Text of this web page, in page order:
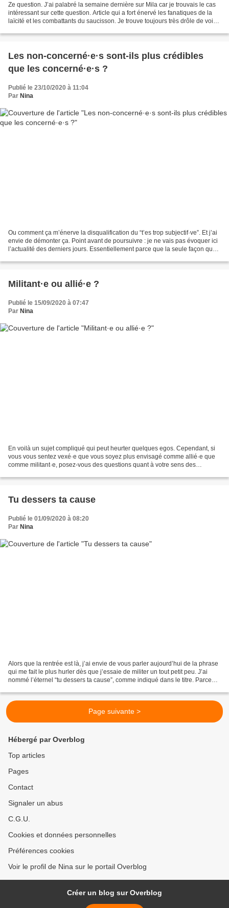
Ze question. J’ai palabré la semaine dernière sur Mila car je trouvais le cas
intéressant sur cette question. Article qui a fort énervé les fanatiques de la
laïcité et les combattants du saucisson. Je trouve toujours très drôle de voir
Les non-concerné·e·s sont-ils plus crédibles
que les concerné·e·s ?
Publié le 23/10/2020 à 11:04
Par Nina
Ou comment ça m’énerve la disqualification du “t’es trop subjectif·ve”. Et j’ai
envie de démonter ça. Point avant de poursuivre : je ne vais pas évoquer ici
l’actualité des derniers jours. Essentiellement parce que la seule façon que
Militant·e ou allié·e ?
Publié le 15/09/2020 à 07:47
Par Nina
En voilà un sujet compliqué qui peut heurter quelques egos. Cependant, si
vous vous sentez vexé·e que vous soyez plus envisagé comme allié·e que
comme militant·e, posez-vous des questions quant à votre sens des
Tu dessers ta cause
Publié le 01/09/2020 à 08:20
Par Nina
Alors que la rentrée est là, j’ai envie de vous parler aujourd’hui de la phrase
qui me fait le plus hurler dès que j’essaie de militer un tout petit peu. J’ai
nommé l’éternel “tu dessers ta cause”, comme indiqué dans le titre. Parce
Page suivante >
Hébergé par Overblog
Top articles
Pages
Contact
Signaler un abus
C.G.U.
Cookies et données personnelles
Préférences cookies
Voir le profil de Nina sur le portail Overblog
Créer un blog sur Overblog